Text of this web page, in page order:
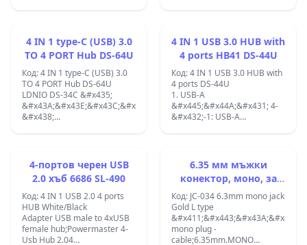
Charger Vehicle Auto Car
Cigarette Lighter Socket
Splitter;3 PORT AUTO
LIGHTER WITH USB;
4 &#x432; 1,
&#x43D;&#x430;
&#x438;&#x43B;&#x438;
&#x43D;&#x430;
&#x43E;&#x442; USB 3.0,
&#x434;&#x432;&#x430;
USB 2.0
4 IN 1 type-C (USB) 3.0
TO 4 PORT Hub DS-64U
Код: 4 IN 1 type-C (USB) 3.0
TO 4 PORT Hub DS-64U
LDNIO DS-34C &#x435;
&#x438;
4 &#x432; 1,
&#x43A;&#x43E;&#x439;&#x442;&#x43E;
&#x43D;&#x430;
&#x432;&#x430;&#x448;&#x438;&#x44F;
&#x43B;&#x430;&#x43F;&#x442;&#x43E;&#x43F;,
&#x442;&#x430;&#x431;&#x43B;&#x435;&#x442;
4 IN 1 USB 3.0 HUB with
4 ports HB41 DS-44U
Код: 4 IN 1 USB 3.0 HUB with
4 ports DS-44U
1. USB-A
&#x445;&#x44A;&#x431; 4-
&#x432;-1: USB-A
&#x43D;&#x430;
USB-A [USB3.0] &#x2013;
5Gbps. 3.
/ &#x442;&#x43E;&#x43A;:
4-портов черен USB
2.0 хъб 6686 SL-490
Код: 4 IN 1 USB 2.0 4 ports
HUB White/Black
Adapter USB male to 4xUSB
female hub;Powermaster 4-
Usb Hub 2.04
6.35 мм мъжки
конектор, моно, за
кабел, пластмасов, L-
образен
Код: JC-034 6.3mm mono jack
Gold L type
mono plug -
cable;6.35mm.MONO